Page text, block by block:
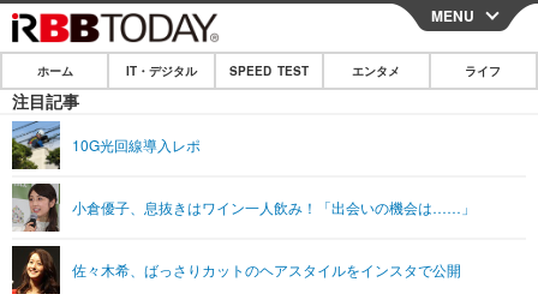
CLOSE
ホーム
IT・デジタル
ショッピング その他
SPEED TEST
エンタメ
エンタメTOP 映画・ドラマ
ライフ
MENU
ホーム IT・デジタル SPEED TEST エンタメ ライフ
注目記事
10G光回線導入レポ
小倉優子、息抜きはワイン一人飲み！「出会いの機会は……」
佐々木希、ばっさりカットのヘアスタイルをインスタで公開